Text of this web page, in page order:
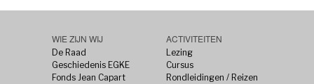
WIE ZIJN WIJ
De Raad
Geschiedenis EGKE
Fonds Jean Capart
ACTIVITEITEN
Lezing
Cursus
Rondleidingen / Reizen